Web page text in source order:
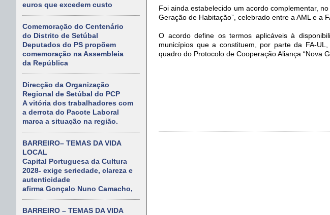
euros que excedem custo
Comemoração do Centenário
do Distrito de Setúbal
Deputados do PS propõem
comemoração na Assembleia
da República
Direcção da Organização
Regional de Setúbal do PCP
A vitória dos trabalhadores com
a derrota do Pacote Laboral
marca a situação na região.
BARREIRO– TEMAS DA VIDA
LOCAL
Capital Portuguesa da Cultura
2028- exige seriedade, clareza e
autenticidade
afirma Gonçalo Nuno Camacho,
BARREIRO – TEMAS DA VIDA
Foi ainda estabelecido um acordo complementar,
Geração de Habitação”, celebrado entre a AML e a
O acordo define os termos aplicáveis à
municípios que a constituem, por parte da FA-
quadro do Protocolo de Cooperação Aliança “Nova